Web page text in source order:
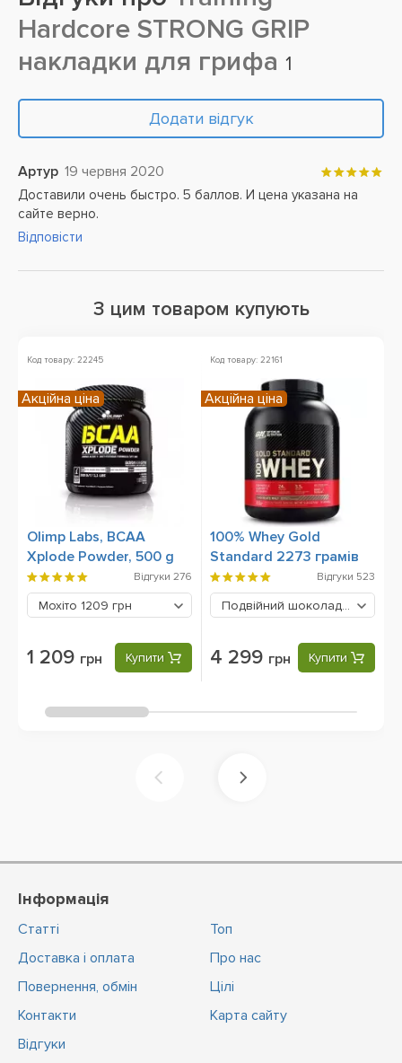
Hardcore STRONG GRIP
накладки для грифа 1
Додати відгук
Артур 19 червня 2020
Доставили очень быстро. 5 баллов. И цена указана на
сайте верно.
Відповісти
З цим товаром купують
Код товару: 22245
Olimp Labs, BCAA
Xplode Powder, 500 g
Відгуки 276
Мохіто 1209 грн
1 209 грн Купити
Акційна ціна
Код товару: 22161
100% Whey Gold
Standard 2273 грамів
Відгуки 523
Подвійний шоколад4299 грн
4 299 грн Купити
Акційна ціна
Інформація
Статті
Доставка і оплата
Повернення, обмін
Контакти
Відгуки
Топ
Про нас
Цiлi
Карта сайту